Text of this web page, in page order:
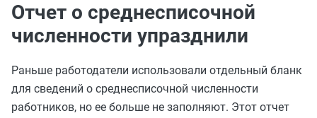
Отчет о среднесписочной
численности упразднили
Раньше работодатели использовали отдельный бланк
для сведений о среднесписочной численности
работников, но ее больше не заполняют. Этот отчет